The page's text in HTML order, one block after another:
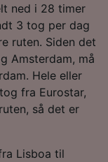
ned i 28 timer
3 tog per dag
ruten. Siden det
Amsterdam, må
Hele eller
fra Eurostar,
så det er
Lisboa til